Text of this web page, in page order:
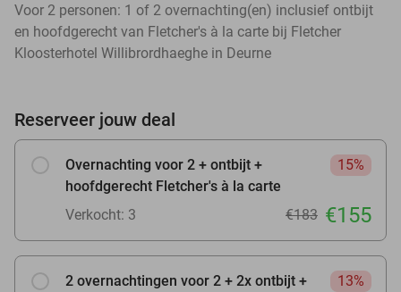
Voor 2 personen: 1 of 2 overnachting(en) inclusief ontbijt
en hoofdgerecht van Fletcher's à la carte bij Fletcher
Kloosterhotel Willibrordhaeghe in Deurne
Reserveer jouw deal
Overnachting voor 2 + ontbijt +
hoofdgerecht Fletcher's à la carte
15%
Verkocht: 3 €183 €155
2 overnachtingen voor 2 + 2x ontbijt +
13%